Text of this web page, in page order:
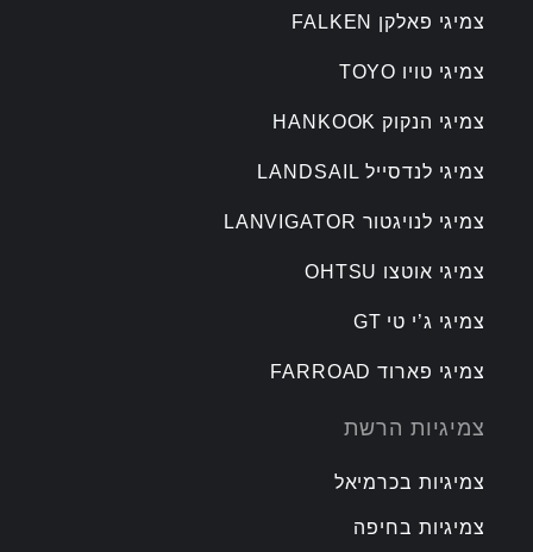
צמיגי פאלקן FALKEN
צמיגי טויו TOYO
צמיגי הנקוק HANKOOK
צמיגי לנדסייל LANDSAIL
צמיגי לנויגטור LANVIGATOR
צמיגי אוטצו OHTSU
צמיגי ג’י טי GT
צמיגי פארוד FARROAD
צמיגיות הרשת
צמיגיות בכרמיאל
צמיגיות בחיפה